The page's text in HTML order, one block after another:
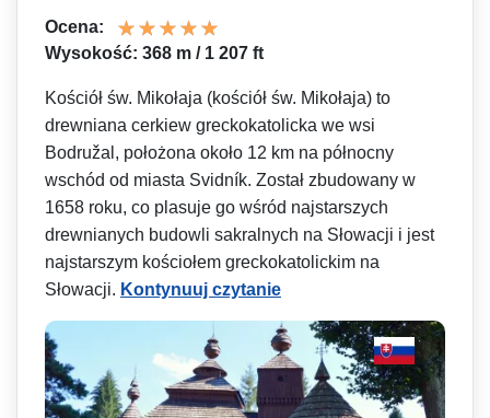
Ocena:
Wysokość: 368 m / 1 207 ft
Kościół św. Mikołaja (kościół św. Mikołaja) to
drewniana cerkiew greckokatolicka we wsi
Bodružal, położona około 12 km na północny
wschód od miasta Svidník. Został zbudowany w
1658 roku, co plasuje go wśród najstarszych
drewnianych budowli sakralnych na Słowacji i jest
najstarszym kościołem greckokatolickim na
Słowacji. Kontynuuj czytanie